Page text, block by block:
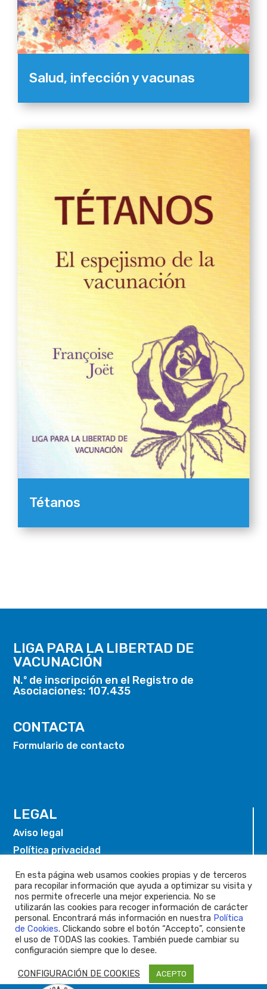
Salud, infección y vacunas
Tétanos
LIGA PARA LA LIBERTAD DE
VACUNACIÓN
N.º de inscripción en el Registro de
Asociaciones: 107.435
CONTACTA
Formulario de contacto
LEGAL
Aviso legal
Política privacidad
En esta página web usamos cookies propias y de terceros
para recopilar información que ayuda a optimizar su visita y
nos permite ofrecerle una mejor experiencia. No se
utilizarán las cookies para recoger información de carácter
personal. Encontrará más información en nuestra Política
de Cookies. Clickando sobre el botón “Accepto”, consiente
el uso de TODAS las cookies. También puede cambiar su
configuración siempre que lo desee.
CONFIGURACIÓN DE COOKIES ACEPTO